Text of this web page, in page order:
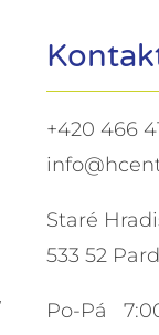
+420 466
Staré
533 52
Po-Pá